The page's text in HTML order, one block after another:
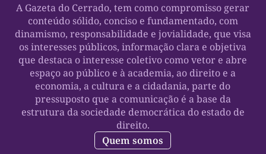
A Gazeta do Cerrado, tem como compromisso gerar
conteúdo sólido, conciso e fundamentado, com
dinamismo, responsabilidade e jovialidade, que visa
os interesses públicos, informação clara e objetiva
que destaca o interesse coletivo como vetor e abre
espaço ao público e à academia, ao direito e a
economia, a cultura e a cidadania, parte do
pressuposto que a comunicação é a base da
estrutura da sociedade democrática do estado de
direito.
Quem somos